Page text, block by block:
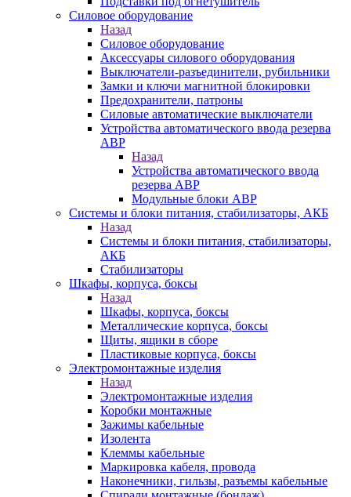
Силовое оборудование
Назад
Силовое оборудование
Аксессуары силового оборудования
Выключатели-разъединители, рубильники
Замки и ключи магнитной блокировки
Предохранители, патроны
Силовые автоматические выключатели
Устройства автоматического ввода резерва
АВР
Назад
Устройства автоматического ввода
резерва АВР
Модульные блоки АВР
Системы и блоки питания, стабилизаторы, АКБ
Назад
Системы и блоки питания, стабилизаторы,
АКБ
Стабилизаторы
Шкафы, корпуса, боксы
Назад
Шкафы, корпуса, боксы
Металлические корпуса, боксы
Щиты, ящики в сборе
Пластиковые корпуса, боксы
Электромонтажные изделия
Назад
Электромонтажные изделия
Коробки монтажные
Зажимы кабельные
Изолента
Клеммы кабельные
Маркировка кабеля, провода
Наконечники, гильзы, разъемы кабельные